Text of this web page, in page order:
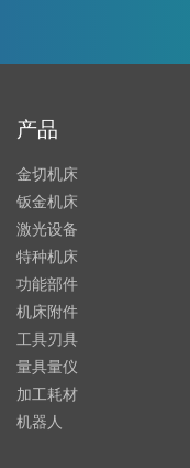
产品
金切机床
钣金机床
激光设备
特种机床
功能部件
机床附件
工具刃具
量具量仪
加工耗材
机器人